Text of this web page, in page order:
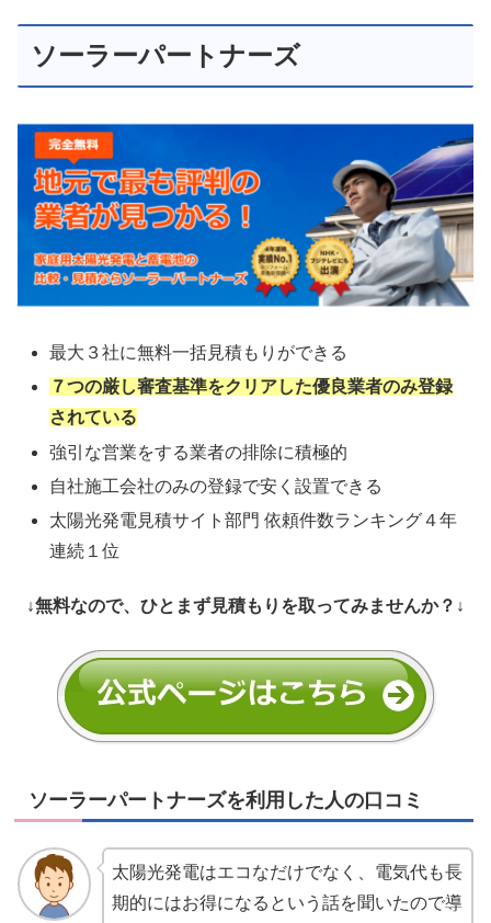
ソーラーパートナーズ
最大３社に無料一括見積もりができる
７つの厳し審査基準をクリアした優良業者のみ登録
されている
強引な営業をする業者の排除に積極的
自社施工会社のみの登録で安く設置できる
太陽光発電見積サイト部門 依頼件数ランキング４年
連続１位
↓無料なので、ひとまず見積もりを取ってみませんか？↓
ソーラーパートナーズを利用した人の口コミ
太陽光発電はエコなだけでなく、電気代も長
期的にはお得になるという話を聞いたので導